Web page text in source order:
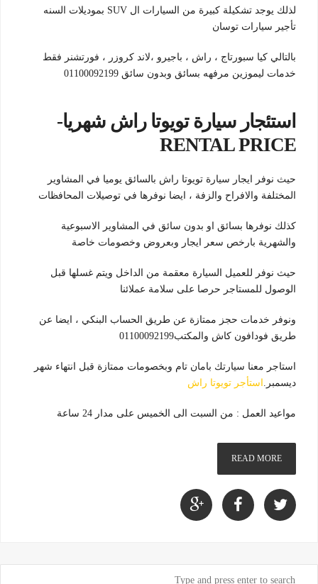
لذلك يوجد تشكيلة كبيرة من السيارات ال SUV بموديلات السنه
تأجير سيارات توسان
بالتالي كيا سبورتاج ، راش ، باجيرو ،لاند كروزر ، فورتشنر فقط
خدمات ليموزين مرفهه بسائق وبدون سائق 01100092199
استئجار سيارة تويوتا راش شهريا-
RENTAL PRICE
حيث نوفر ايجار سيارة تويوتا راش بالسائق يوميا في المشاوير
المختلفة والافراح والزفة ، ايضا نوفرها في توصيلات المحافظات
كذلك نوفرها بسائق او بدون سائق في المشاوير الاسبوعية
والشهرية بارخص سعر ايجار وبعروض وخصومات خاصة
حيث نوفر للعميل السيارة معقمة من الداخل ويتم غسلها قبل
الوصول للمستاجر حرصا على سلامة عملائنا
ونوفر خدمات حجز ممتازة عن طريق الحساب البنكي ، ايضا عن
طريق فودافون كاش والمكتب01100092199
استاجر معنا سيارتك بامان تام وبخصومات ممتازة قبل انتهاء شهر
ديسمبر. استأجر تويوتا راش
مواعيد العمل : من السبت الى الخميس على مدار 24 ساعة
READ MORE